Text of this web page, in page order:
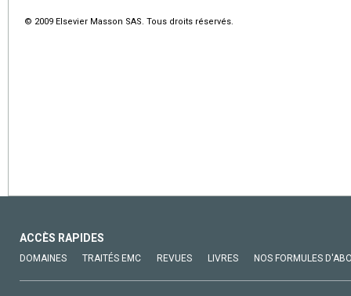
© 2009 Elsevier Masson SAS. Tous droits réservés.
ACCÈS RAPIDES
DOMAINES TRAITÉS EMC REVUES LIVRES NOS FORMULES